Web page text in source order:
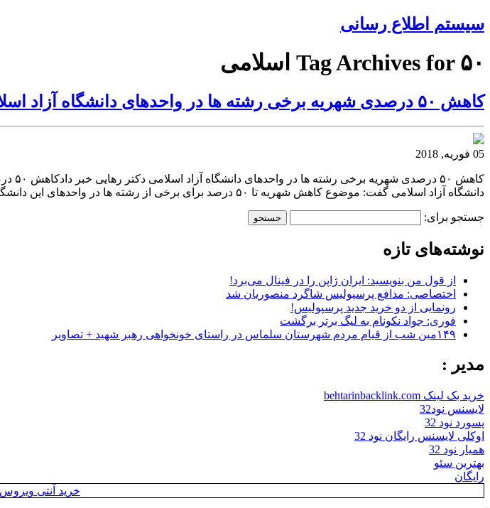
سیستم اطلاع رسانی
Tag Archives for ۵۰ اسلامی
کاهش ۵۰ درصدی شهریه برخی رشته ها در واحدهای دانشگاه آزاد اسلامی
05 فوریه, 2018
دانشگاه آزاد اسلامی گفت: موضوع کاهش شهریه تا ۵۰ درصد برای برخی از رشته ها در واحدهای این دانشگاه پس از تصویب در شورای
جستجو برای:
نوشته‌های تازه
از قول من بنویسید: ایران ژاپن را در فینال می‌برد!
اختصاصی: مدافع پرسپولیس شاگرد منصوریان شد
رونمایی از دو خرید جدید پرسپولیس!
فوری: جواد نکونام به لیگ برتر برگشت
۱۴۹مین شب از قیام مردم شهرستان سلماس در راستای خونخواهی رهبر شهید + تصاویر
مدیر :
خرید بک لینک behtarinbacklink.com
لایسنس نود32
پسورد نود 32
اوکلی لایسنس رایگان نود 32
همیار نود 32
بهترین سئو
رایگان
خرید آنتی